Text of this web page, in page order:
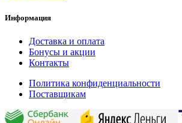
Информация
Доставка и оплата
Бонусы и акции
Контакты
Политика конфиденциальности
Поставщикам